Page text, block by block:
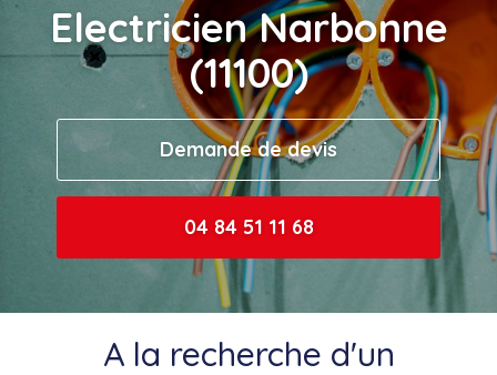
Electricien Narbonne
(11100)
Demande de devis
04 84 51 11 68
A la recherche d'un